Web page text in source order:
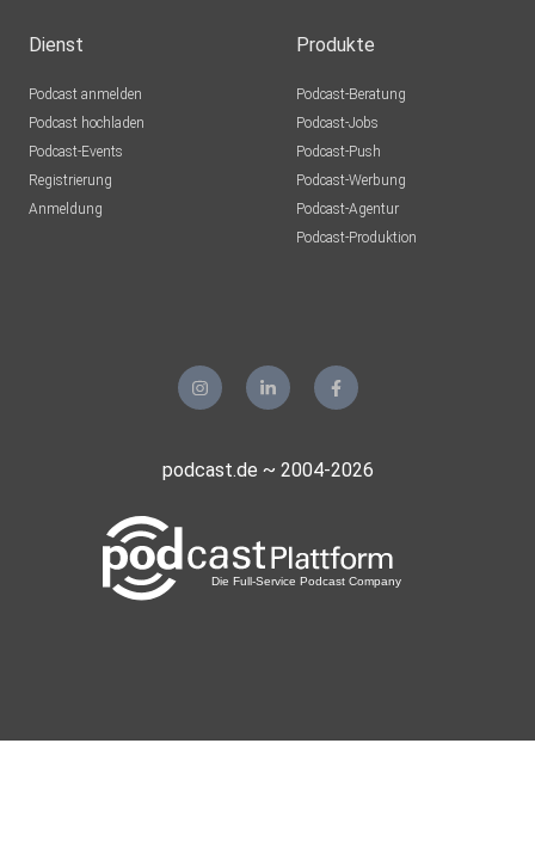
Dienst
Podcast anmelden
Podcast hochladen
Podcast-Events
Registrierung
Anmeldung
Produkte
Podcast-Beratung
Podcast-Jobs
Podcast-Push
Podcast-Werbung
Podcast-Agentur
Podcast-Produktion
podcast.de ~ 2004-2026